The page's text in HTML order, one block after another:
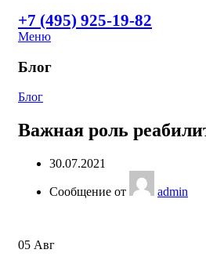
+7 (495) 925-19-82
Меню
Блог
Блог
Важная роль
30.07.2021
Сообщение от admin
05 Авг